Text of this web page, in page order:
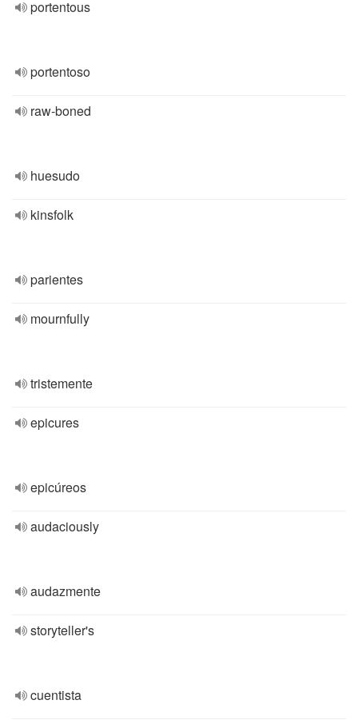
portentous
portentoso
raw-boned
huesudo
kinsfolk
parientes
mournfully
tristemente
epicures
epicúreos
audaciously
audazmente
storyteller's
cuentista